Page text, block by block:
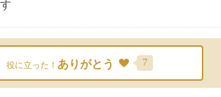
役に立った！ ありがとう 7